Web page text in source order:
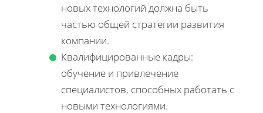
новых технологий должна быть
частью общей стратегии развития
компании.
Квалифицированные кадры:
обучение и привлечение
специалистов, способных работать с
новыми технологиями.